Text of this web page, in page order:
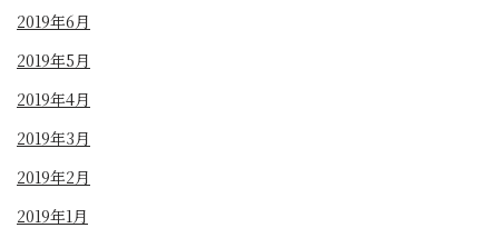
2019年6月
2019年5月
2019年4月
2019年3月
2019年2月
2019年1月